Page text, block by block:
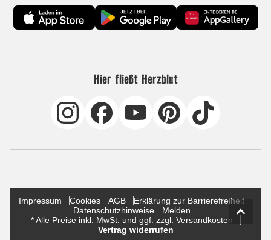
Hier fließt Herzblut
Impressum Cookies AGB
Erklärung zur Barrierefreiheit
Datenschutzhinweise
Melden
* Alle Preise inkl. MwSt. und ggf. zzgl. Versandkosten
Vertrag widerrufen